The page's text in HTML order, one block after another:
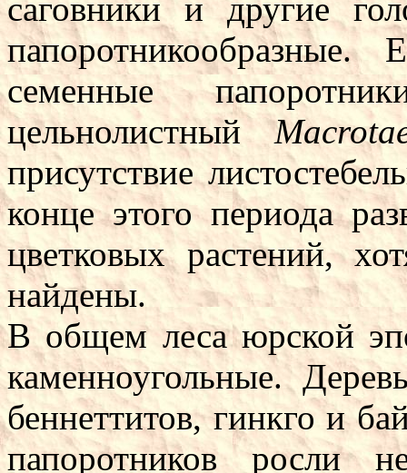
саговники и другие
папоротникообразные.
семенные
цельнолистный
присутствие
конце этого периода
цветковых растений,
найдены.
В общем леса юрской
каменноугольные.
беннеттитов, гинкго и
папоротников росли